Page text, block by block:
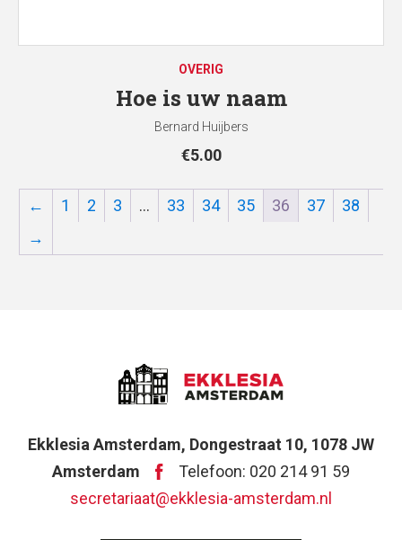
OVERIG
Hoe is uw naam
Bernard Huijbers
€5.00
← 1 2 3 … 33 34 35 36 37
38
→
Ekklesia Amsterdam, Dongestraat 10, 1078 JW
Amsterdam
Telefoon: 020 214 91 59
secretariaat@ekklesia-amsterdam.nl